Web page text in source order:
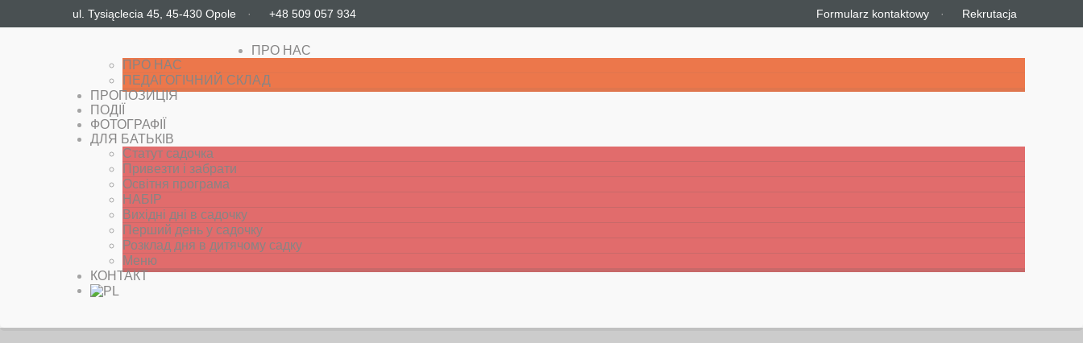
ul. Tysiąclecia 45, 45-430 Opole · +48 509 057 934 Formularz kontaktowy · Rekrutacja
ПРО НАС
ПРО НАС
ПЕДАГОГІЧНИЙ СКЛАД
ПРОПОЗИЦІЯ
ПОДІЇ
ФОТОГРАФІЇ
ДЛЯ БАТЬКІВ
Статут садочка
Привезти і забрати
Освітня програма
НАБІР
Вихідні дні в садочку
Перший день у садочку
Розклад дня в дитячому садку
Меню
КОНТАКТ